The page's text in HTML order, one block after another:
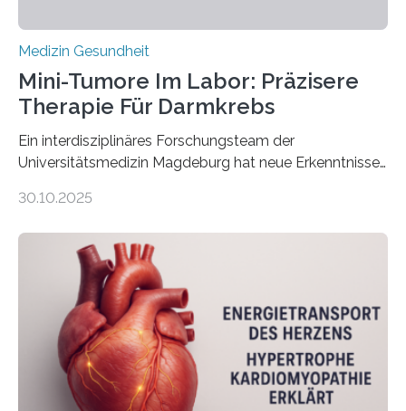
Medizin Gesundheit
Mini-Tumore Im Labor: Präzisere
Therapie Für Darmkrebs
Ein interdisziplinäres Forschungsteam der
Universitätsmedizin Magdeburg hat neue Erkenntnisse
behandelt werden kann. In ihrer aktuellen Studie,
Oncology, zeigen die Forschenden, dass Mini-Tumore
aus Gewebe von Patientinnen und Patienten –
sogenannte Organoide – genutzt werden können, um
vorab zu prüfen, welche Medikamente am besten
wirken. Dabei wurde ein Eiweiß identifiziert, das künftig
als Biomarker für die Wahl der passenden Therapie
dienen könnte. Darmkrebs zählt weltweit zu den
häufigsten Krebsarten und stellt…
30.10.2025